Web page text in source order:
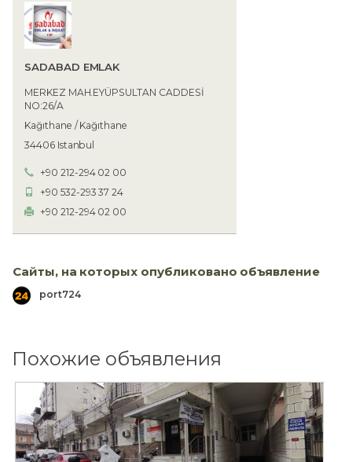
SADABAD EMLAK
MERKEZ MAH.EYÜPSULTAN CADDESİ
NO:26/A
Kağıthane / Kağıthane
34406 Istanbul
+90 212-294 02 00
+90 532-293 37 24
+90 212-294 02 00
Сайты, на которых опубликовано объявление
port724
Похожие объявления